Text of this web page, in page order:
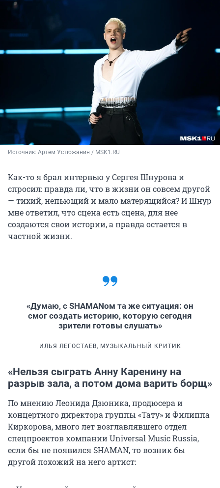
Источник: Артем Устюжанин / MSK1.RU
Как-то я брал интервью у Сергея Шнурова и
спросил: правда ли, что в жизни он совсем другой
— тихий, непьющий и мало матерящийся? И Шнур
мне ответил, что сцена есть сцена, для нее
создаются свои истории, а правда остается в
частной жизни.
«Думаю, с SHAMANом та же ситуация: он
смог создать историю, которую сегодня
зрители готовы слушать»
ИЛЬЯ ЛЕГОСТАЕВ, МУЗЫКАЛЬНЫЙ КРИТИК
«Нельзя сыграть Анну Каренину на
разрыв зала, а потом дома варить борщ»
По мнению Леонида Дзюника, продюсера и
концертного директора группы «Тату» и Филиппа
Киркорова, много лет возглавлявшего отдел
спецпроектов компании Universal Music Russia,
если бы не появился SHAMAN, то возник бы
другой похожий на него артист: